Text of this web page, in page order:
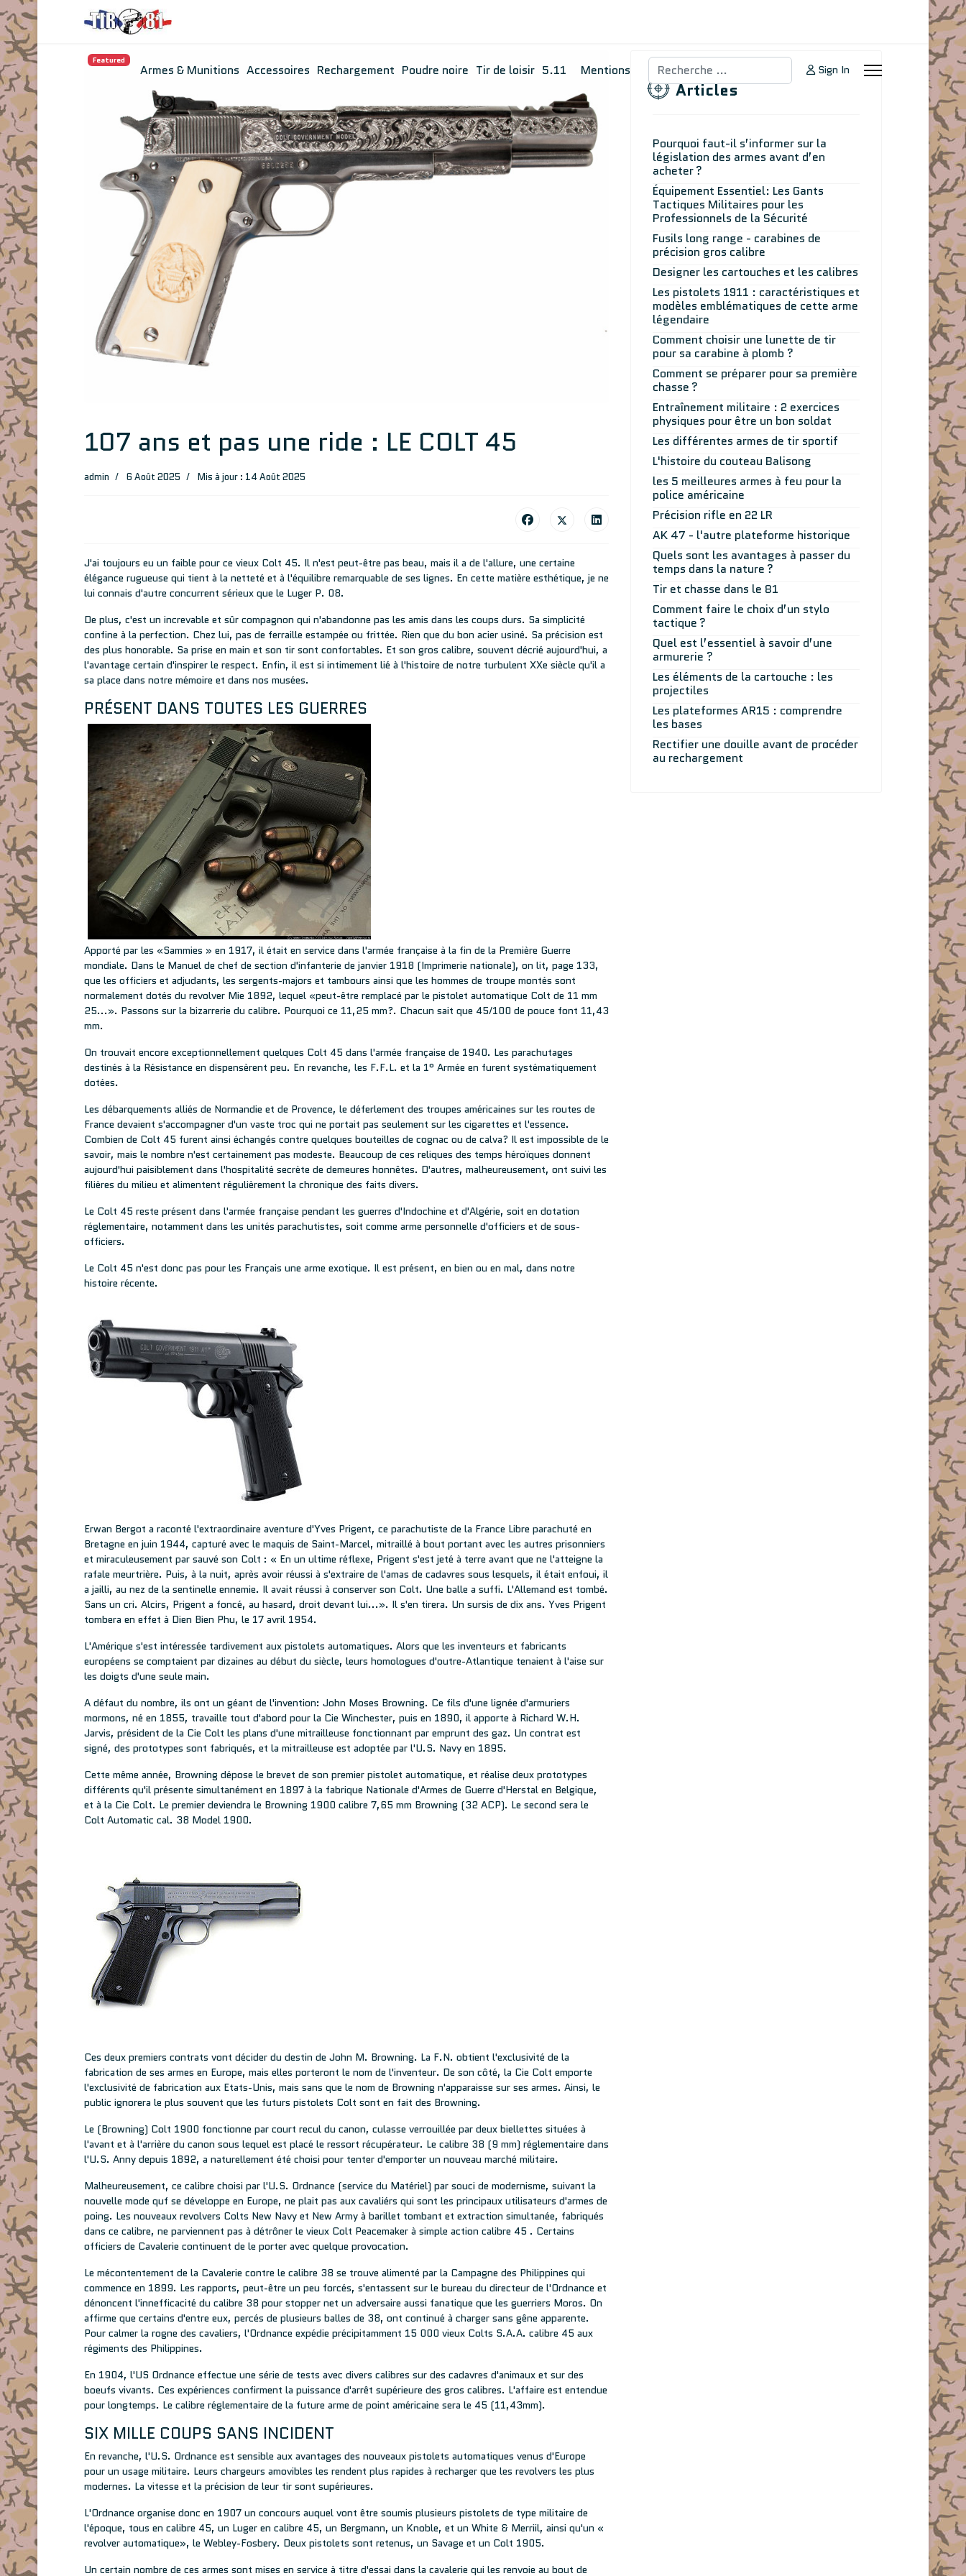
Armes & Munitions Accessoires Rechargement Poudre noire Tir de loisir 5.11 Mentions Rechercher Sign In
Featured
107 ans et pas une ride : LE COLT 45
admin 6 Août 2025 Mis à jour : 14 Août 2025
J'ai toujours eu un faible pour ce vieux Colt 45. Il n'est peut-être pas beau, mais il a de l'allure, une certaine
élégance rugueuse qui tient à la netteté et à l'équilibre remarquable de ses lignes. En cette matière esthétique, je ne
lui connais d'autre concurrent sérieux que le Luger P. 08.
De plus, c'est un increvable et sûr compagnon qui n'abandonne pas les amis dans les coups durs. Sa simplicité
confine à la perfection. Chez lui, pas de ferraille estampée ou frittée. Rien que du bon acier usiné. Sa précision est
des plus honorable. Sa prise en main et son tir sont confortables. Et son gros calibre, souvent décrié aujourd'hui, a
l'avantage certain d'inspirer le respect. Enfin, il est si intimement lié à l'histoire de notre turbulent XXe siècle qu'il a
sa place dans notre mémoire et dans nos musées.
PRÉSENT DANS TOUTES LES GUERRES
Apporté par les «Sammies » en 1917, il était en service dans l'armée française à la fin de la Première Guerre
mondiale. Dans le Manuel de chef de section d'infanterie de janvier 1918 (Imprimerie nationale), on lit, page 133,
que les officiers et adjudants, les sergents-majors et tambours ainsi que les hommes de troupe montés sont
normalement dotés du revolver Mie 1892, lequel «peut-être remplacé par le pistolet automatique Colt de 11 mm
25...». Passons sur la bizarrerie du calibre. Pourquoi ce 11,25 mm?. Chacun sait que 45/100 de pouce font 11,43
mm.
On trouvait encore exceptionnellement quelques Colt 45 dans l'armée française de 1940. Les parachutages
destinés à la Résistance en dispensèrent peu. En revanche, les F.F.L. et la 1° Armée en furent systématiquement
dotées.
Les débarquements alliés de Normandie et de Provence, le déferlement des troupes américaines sur les routes de
France devaient s'accompagner d'un vaste troc qui ne portait pas seulement sur les cigarettes et l'essence.
Combien de Colt 45 furent ainsi échangés contre quelques bouteilles de cognac ou de calva? Il est impossible de le
savoir, mais le nombre n'est certainement pas modeste. Beaucoup de ces reliques des temps héroïques donnent
aujourd'hui paisiblement dans l'hospitalité secrète de demeures honnêtes. D'autres, malheureusement, ont suivi les
filières du milieu et alimentent régulièrement la chronique des faits divers.
Le Colt 45 reste présent dans l'armée française pendant les guerres d'Indochine et d'Algérie, soit en dotation
réglementaire, notamment dans les unités parachutistes, soit comme arme personnelle d'officiers et de sous-
officiers.
Le Colt 45 n'est donc pas pour les Français une arme exotique. Il est présent, en bien ou en mal, dans notre
histoire récente.
Erwan Bergot a raconté l'extraordinaire aventure d'Yves Prigent, ce parachutiste de la France Libre parachuté en
Bretagne en juin 1944, capturé avec le maquis de Saint-Marcel, mitraillé à bout portant avec les autres prisonniers
et miraculeusement par sauvé son Colt : « En un ultime réflexe, Prigent s'est jeté à terre avant que ne l'atteigne la
rafale meurtrière. Puis, à la nuit, après avoir réussi à s'extraire de l'amas de cadavres sous lesquels, il était enfoui, il
a jailli, au nez de la sentinelle ennemie. Il avait réussi à conserver son Colt. Une balle a suffi. L'Allemand est tombé.
Sans un cri. Alcirs, Prigent a foncé, au hasard, droit devant lui...». Il s'en tirera. Un sursis de dix ans. Yves Prigent
tombera en effet à Dien Bien Phu, le 17 avril 1954.
L'Amérique s'est intéressée tardivement aux pistolets automatiques. Alors que les inventeurs et fabricants
européens se comptaient par dizaines au début du siècle, leurs homologues d'outre-Atlantique tenaient à l'aise sur
les doigts d'une seule main.
A défaut du nombre, ils ont un géant de l'invention: John Moses Browning. Ce fils d'une lignée d'armuriers
mormons, né en 1855, travaille tout d'abord pour la Cie Winchester, puis en 1890, il apporte à Richard W.H.
Jarvis, président de la Cie Colt les plans d'une mitrailleuse fonctionnant par emprunt des gaz. Un contrat est
signé, des prototypes sont fabriqués, et la mitrailleuse est adoptée par l'U.S. Navy en 1895.
Cette même année, Browning dépose le brevet de son premier pistolet automatique, et réalise deux prototypes
différents qu'il présente simultanément en 1897 à la fabrique Nationale d'Armes de Guerre d'Herstal en Belgique,
et à la Cie Colt. Le premier deviendra le Browning 1900 calibre 7,65 mm Browning (32 ACP). Le second sera le
Colt Automatic cal. 38 Model 1900.
Ces deux premiers contrats vont décider du destin de John M. Browning. La F.N. obtient l'exclusivité de la
fabrication de ses armes en Europe, mais elles porteront le nom de l'inventeur. De son côté, la Cie Colt emporte
l'exclusivité de fabrication aux Etats-Unis, mais sans que le nom de Browning n'apparaisse sur ses armes. Ainsi, le
public ignorera le plus souvent que les futurs pistolets Colt sont en fait des Browning.
Le (Browning) Colt 1900 fonctionne par court recul du canon, culasse verrouillée par deux biellettes situées à
l'avant et à l'arrière du canon sous lequel est placé le ressort récupérateur. Le calibre 38 (9 mm) réglementaire dans
l'U.S. Anny depuis 1892, a naturellement été choisi pour tenter d'emporter un nouveau marché militaire.
Malheureusement, ce calibre choisi par l'U.S. Ordnance (service du Matériel) par souci de modernisme, suivant la
nouvelle mode quf se développe en Europe, ne plait pas aux cavaliérs qui sont les principaux utilisateurs d'armes de
poing. Les nouveaux revolvers Colts New Navy et New Army à barillet tombant et extraction simultanée, fabriqués
dans ce calibre, ne parviennent pas à détrôner le vieux Colt Peacemaker à simple action calibre 45 . Certains
officiers de Cavalerie continuent de le porter avec quelque provocation.
Le mécontentement de la Cavalerie contre le calibre 38 se trouve alimenté par la Campagne des Philippines qui
commence en 1899. Les rapports, peut-être un peu forcés, s'entassent sur le bureau du directeur de l'Ordnance et
dénoncent l'innefficacité du calibre 38 pour stopper net un adversaire aussi fanatique que les guerriers Moros. On
affirme que certains d'entre eux, percés de plusieurs balles de 38, ont continué à charger sans gêne apparente.
Pour calmer la rogne des cavaliers, l'Ordnance expédie précipitamment 15 000 vieux Colts S.A.A. calibre 45 aux
régiments des Philippines.
En 1904, l'US Ordnance effectue une série de tests avec divers calibres sur des cadavres d'animaux et sur des
boeufs vivants. Ces expériences confirment la puissance d'arrêt supérieure des gros calibres. L'affaire est entendue
pour longtemps. Le calibre réglementaire de la future arme de point américaine sera le 45 (11,43mm).
SIX MILLE COUPS SANS INCIDENT
En revanche, l'U.S. Ordnance est sensible aux avantages des nouveaux pistolets automatiques venus d'Europe
pour un usage militaire. Leurs chargeurs amovibles les rendent plus rapides à recharger que les revolvers les plus
modernes. La vitesse et la précision de leur tir sont supérieures.
L'Ordnance organise donc en 1907 un concours auquel vont être soumis plusieurs pistolets de type militaire de
l'époque, tous en calibre 45, un Luger en calibre 45, un Bergmann, un Knoble, et un White & Merriil, ainsi qu'un «
revolver automatique», le Webley-Fosbery. Deux pistolets sont retenus, un Savage et un Colt 1905.
Un certain nombre de ces armes sont mises en service à titre d'essai dans la cavalerie qui les renvoie au bout de
Articles
Pourquoi faut-il s’informer sur la
législation des armes avant d’en
acheter ?
Équipement Essentiel: Les Gants
Tactiques Militaires pour les
Professionnels de la Sécurité
Fusils long range - carabines de
précision gros calibre
Designer les cartouches et les calibres
Les pistolets 1911 : caractéristiques et
modèles emblématiques de cette arme
légendaire
Comment choisir une lunette de tir
pour sa carabine à plomb ?
Comment se préparer pour sa première
chasse ?
Entraînement militaire : 2 exercices
physiques pour être un bon soldat
Les différentes armes de tir sportif
L'histoire du couteau Balisong
les 5 meilleures armes à feu pour la
police américaine
Précision rifle en 22 LR
AK 47 - l'autre plateforme historique
Quels sont les avantages à passer du
temps dans la nature ?
Tir et chasse dans le 81
Comment faire le choix d’un stylo
tactique ?
Quel est l’essentiel à savoir d’une
armurerie ?
Les éléments de la cartouche : les
projectiles
Les plateformes AR15 : comprendre
les bases
Rectifier une douille avant de procéder
au rechargement